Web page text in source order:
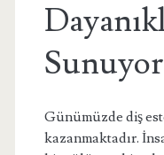
Sunuyor
Günümüzde diş
kazanmaktadır.